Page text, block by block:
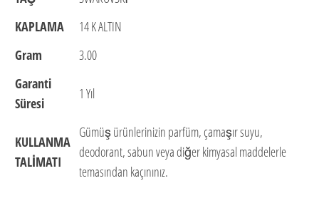
KAPLAMA
14 K ALTIN
Gram
3.00
Garanti
Süresi
1 Yıl
KULLANMA
TALİMATI
Gümüş ürünlerinizin parfüm, çamaşır suyu,
deodorant, sabun veya diğer kimyasal maddelerle
temasından kaçınınız.